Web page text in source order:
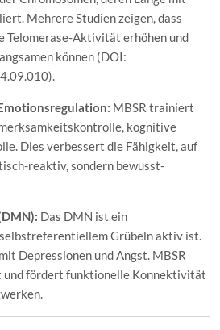
Mehrere Studien zeigen, dass
Telomerase-Aktivität erhöhen und
können (DOI:
MBSR trainiert
kognitive
Dies verbessert die Fähigkeit, auf
reaktiv, sondern bewusst-
Das DMN ist ein
Grübeln aktiv ist.
Depressionen und Angst. MBSR
fördert funktionelle Konnektivität